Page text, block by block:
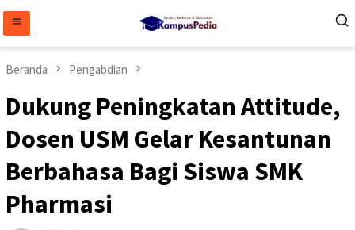
konten
Beranda Pengabdian
Dukung Peningkatan Attitude,
Dosen USM Gelar Kesantunan
Berbahasa Bagi Siswa SMK
Pharmasi